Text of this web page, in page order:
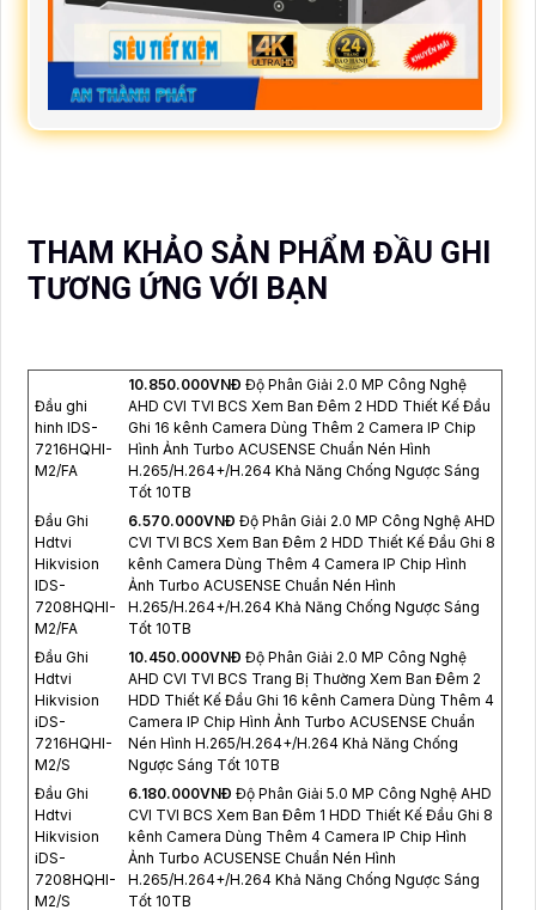
THAM KHẢO SẢN PHẨM ĐẦU GHI
TƯƠNG ỨNG VỚI BẠN
Đầu ghi
hinh IDS-
7216HQHI-
M2/FA
10.850.000VNÐ Độ Phân Giải 2.0 MP Công Nghệ
AHD CVI TVI BCS Xem Ban Đêm 2 HDD Thiết Kế Đầu
Ghi 16 kênh Camera Dùng Thêm 2 Camera IP Chip
Hình Ảnh Turbo ACUSENSE Chuẩn Nén Hình
H.265/H.264+/H.264 Khả Năng Chống Ngược Sáng
Tốt 10TB
Đầu Ghi
Hdtvi
Hikvision
IDS-
7208HQHI-
M2/FA
6.570.000VNÐ Độ Phân Giải 2.0 MP Công Nghệ AHD
CVI TVI BCS Xem Ban Đêm 2 HDD Thiết Kế Đầu Ghi 8
kênh Camera Dùng Thêm 4 Camera IP Chip Hình
Ảnh Turbo ACUSENSE Chuẩn Nén Hình
H.265/H.264+/H.264 Khả Năng Chống Ngược Sáng
Tốt 10TB
Đầu Ghi
Hdtvi
Hikvision
iDS-
7216HQHI-
M2/S
10.450.000VNÐ Độ Phân Giải 2.0 MP Công Nghệ
AHD CVI TVI BCS Trang Bị Thường Xem Ban Đêm 2
HDD Thiết Kế Đầu Ghi 16 kênh Camera Dùng Thêm 4
Camera IP Chip Hình Ảnh Turbo ACUSENSE Chuẩn
Nén Hình H.265/H.264+/H.264 Khả Năng Chống
Ngược Sáng Tốt 10TB
Đầu Ghi
Hdtvi
Hikvision
iDS-
7208HQHI-
M2/S
6.180.000VNÐ Độ Phân Giải 5.0 MP Công Nghệ AHD
CVI TVI BCS Xem Ban Đêm 1 HDD Thiết Kế Đầu Ghi 8
kênh Camera Dùng Thêm 4 Camera IP Chip Hình
Ảnh Turbo ACUSENSE Chuẩn Nén Hình
H.265/H.264+/H.264 Khả Năng Chống Ngược Sáng
Tốt 10TB